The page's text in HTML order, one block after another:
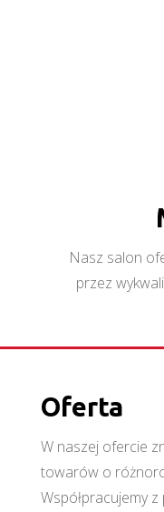
Nasz salon
przez
Oferta
W naszej ofercie
towarów o
Współpracujemy